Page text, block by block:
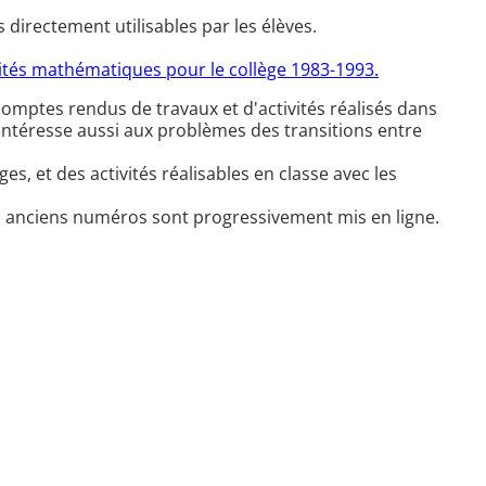
utilisables par les élèves.
mathématiques pour le collège 1983-1993.
rendus de travaux et d'activités réalisés dans
aussi aux problèmes des transitions entre
et des activités réalisables en classe avec les
anciens numéros sont progressivement mis en ligne.